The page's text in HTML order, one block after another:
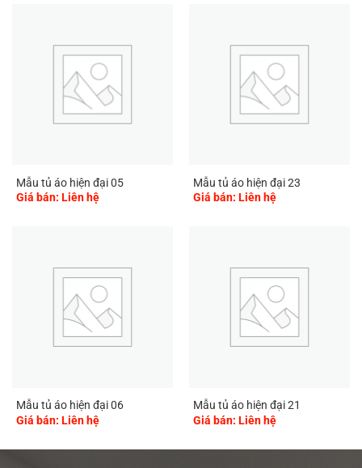
Mẫu tủ áo hiện đại 05
Giá bán: Liên hệ
Mẫu tủ áo hiện đại 23
Giá bán: Liên hệ
Mẫu tủ áo hiện đại 06
Giá bán: Liên hệ
Mẫu tủ áo hiện đại 21
Giá bán: Liên hệ